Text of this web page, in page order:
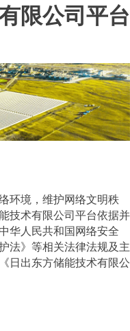
限公司平台
环境，维护网络文明秩
技术有限公司平台依据并
华人民共和国网络安全
法》等相关法律法规及主
日出东方储能技术有限公